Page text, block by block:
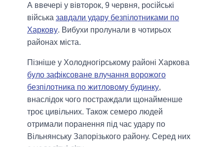
А ввечері у вівторок, 9 червня, російські
війська завдали удару безпілотниками по
Харкову. Вибухи пролунали в чотирьох
районах міста.
Пізніше у Холодногірському районі Харкова
було зафіксоване влучання ворожого
безпілотника по житловому будинку,
внаслідок чого постраждали щонайменше
троє цивільних. Також семеро людей
отримали поранення під час удару по
Вільнянську Запорізького району. Серед них